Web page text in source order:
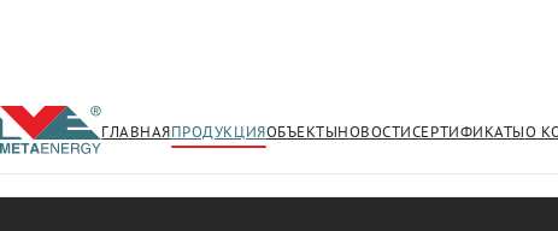
ГЛАВНАЯПРОДУКЦИЯОБЪЕКТЫНОВОСТИСЕРТИФИКАТЫО
← Продукция/ШИНОПРОВОД